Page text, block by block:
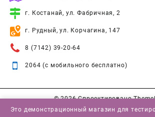
г. Костанай, ул. Фабричная, 2
г. Рудный, ул. Корчагина, 147
8 (7142) 39-20-64
2064 (с мобильного бесплатно)
© 2026Спроектировано
Это демонстрационный магазин для